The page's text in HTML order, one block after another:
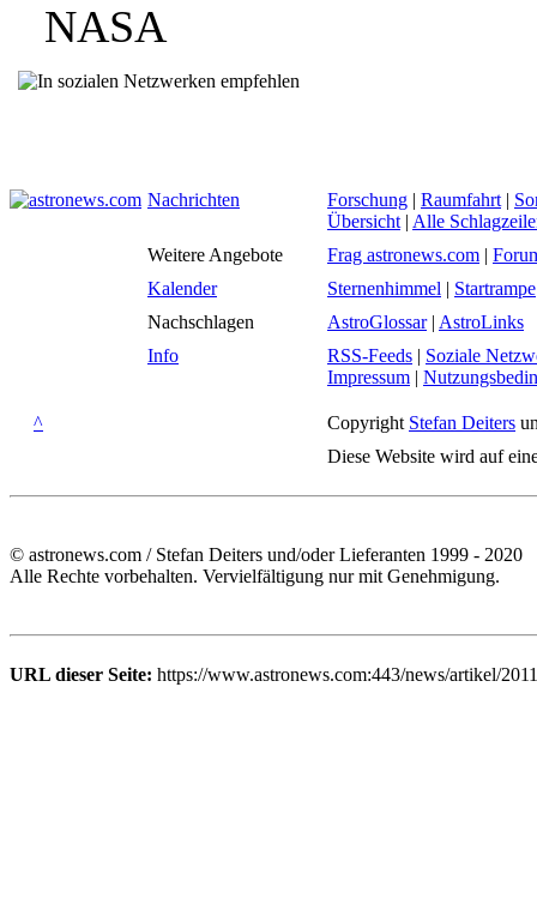
NASA
Nachrichten Forschung | Raumfahrt |
Übersicht | Alle
Weitere Angebote
Frag astronews.com |
Kalender
Sternenhimmel | Startrampe
Nachschlagen
AstroGlossar| AstroLinks
Info
RSS-Feeds | Soziale
Impressum |
^ Copyright Stefan Deiters
Diese Website wird auf
© astronews.com / Stefan Deiters und/oder Lieferanten 1999 - 2020
Alle Rechte vorbehalten. Vervielfältigung nur mit Genehmigung.
URL dieser Seite: https://www.astronews.com:443/news/artikel/